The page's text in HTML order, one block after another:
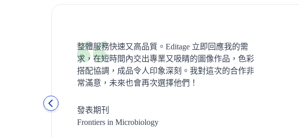
整體服務快速又高品質。Editage 立即回應我的需
求，在短時間內交出專業又吸睛的圖像作品，色彩
搭配協調，成品令人印象深刻。我對這次的合作非
常滿意，未來也會再次選擇他們！
發表期刊
Frontiers in Microbiology